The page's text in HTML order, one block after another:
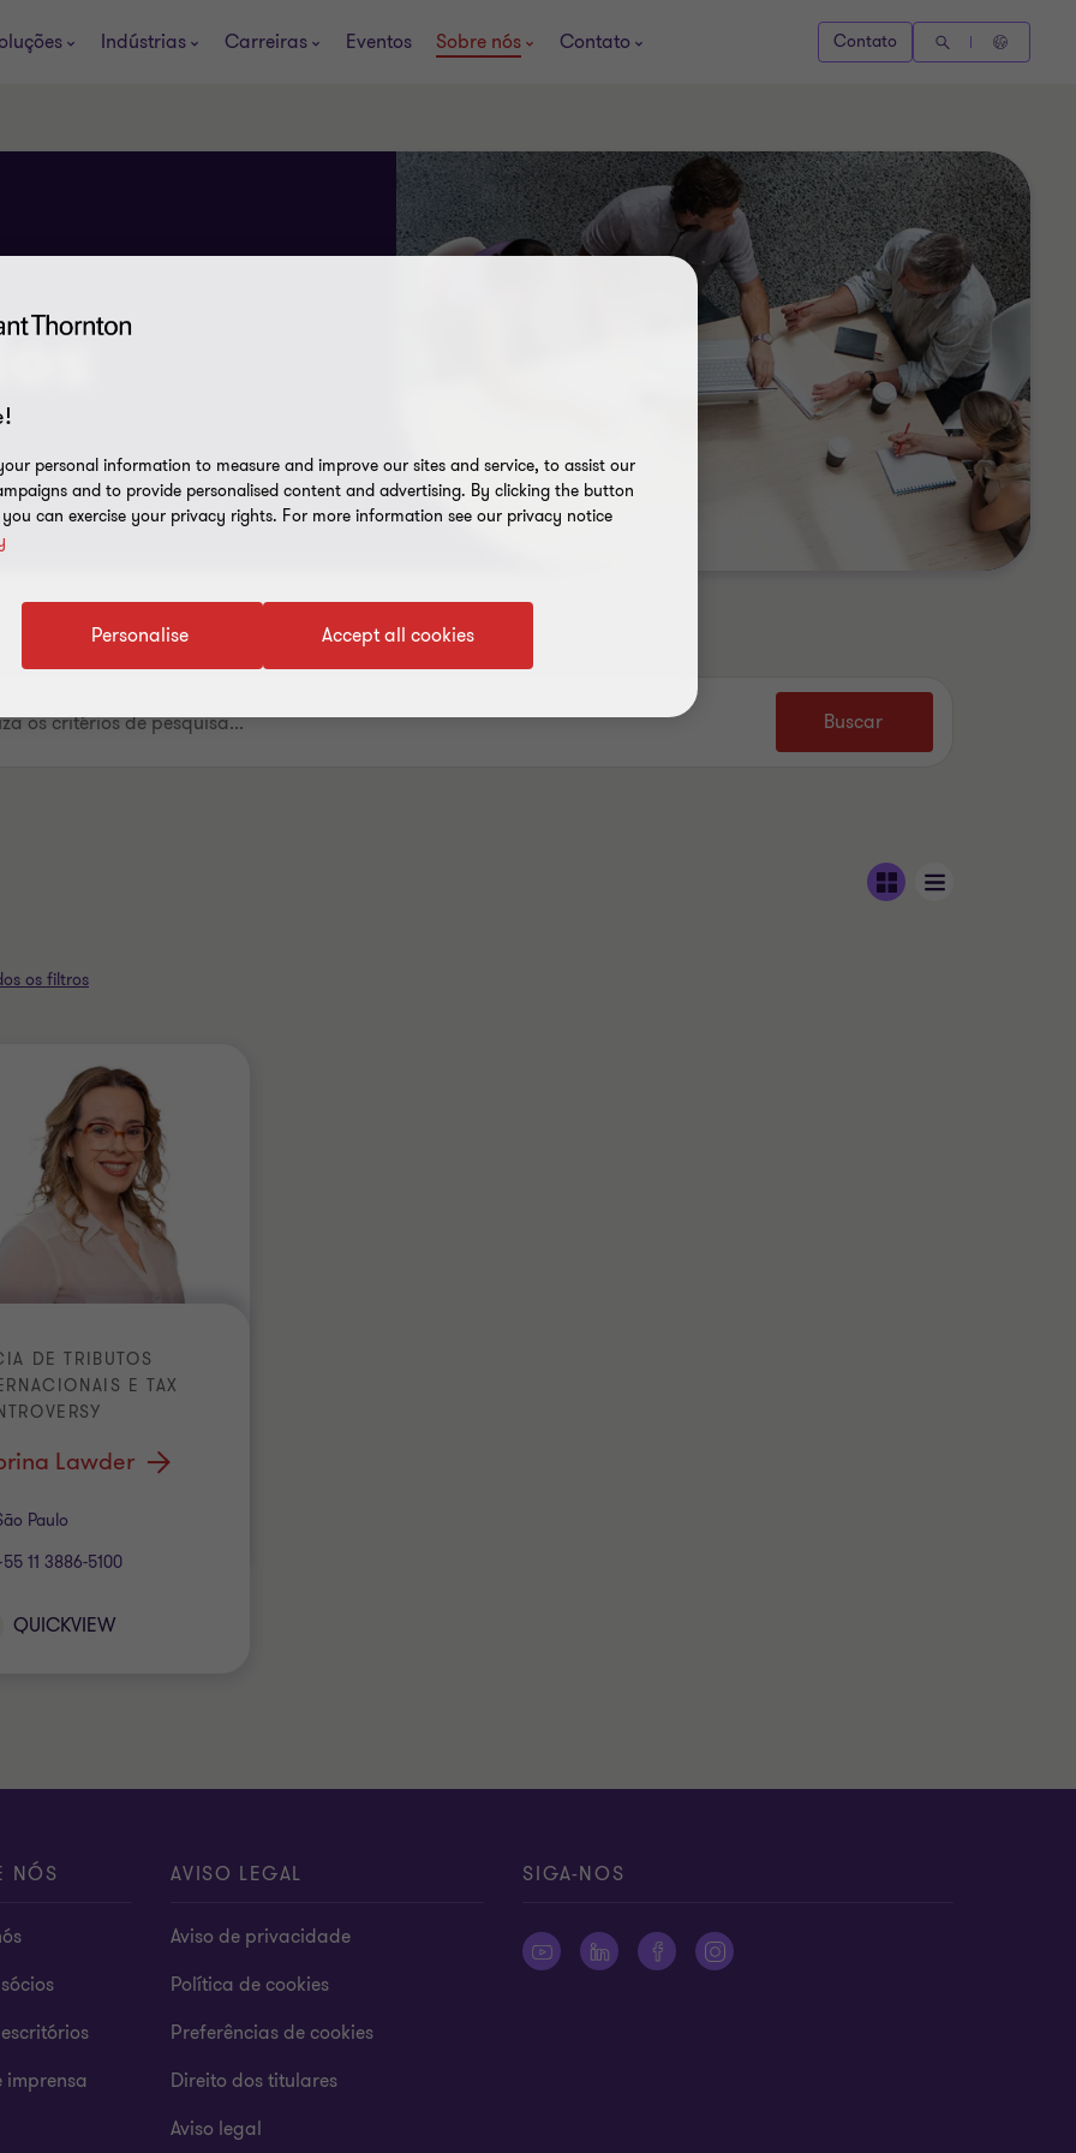
Indústrias Carreiras Eventos Sobre nós Contato Contato
Buscar
os filtros
Lawder
DE TRIBUTOS
E TAX
Paulo
11 3886-5100
QUICKVIEW
NÓS
imprensa
AVISO LEGAL
Aviso de privacidade
Política de cookies
Preferências de cookies
Direito dos titulares
Aviso legal
SIGA-NOS
personal information to measure and improve our sites and service, to assist our
and to provide personalised content and advertising. By clicking the button
can exercise your privacy rights. For more information see our privacy notice
Accept all cookies
Personalise